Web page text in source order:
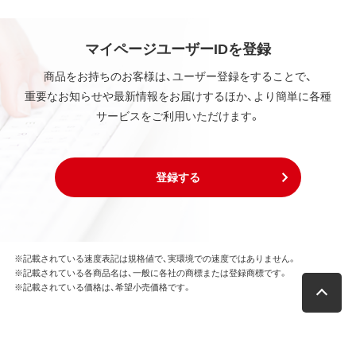
マイページユーザーIDを登録
商品をお持ちのお客様は、ユーザー登録をすることで、
重要なお知らせや最新情報をお届けするほか、より簡単に各種
サービスをご利用いただけます。
登録する
※記載されている速度表記は規格値で、実環境での速度ではありません。
※記載されている各商品名は、一般に各社の商標または登録商標です。
※記載されている価格は、希望小売価格です。